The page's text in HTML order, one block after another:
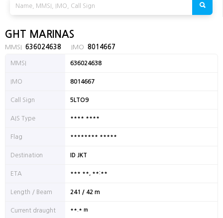
GHT MARINAS
MMSI 636024638 IMO 8014667
MMSI 636024638
IMO 8014667
Call Sign 5LTO9
AIS Type **** ****
Flag ******** *****
Destination ID JKT
ETA *** **, **:**
Length / Beam 241 / 42 m
Current draught **.* m